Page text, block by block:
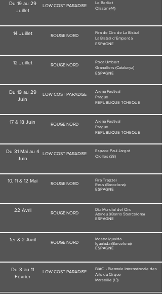
Du 19 au 29
Juillet
LOW COST PARADISE
Le Berliet
Clisson (44)
14 Juillet ROUGE NORD
Fira de Circ de La Bisbal
La Bisbal d'Empordá
ESPAGNE
12 Juillet ROUGE NORD
Roca Umbert
Granollers (Catalunya)
ESPAGNE
Du 19 au 29
Juin
LOW COST PARADISE
Arena Festival
Prague
REPUBLIQUE TCHEQUE
17 & 18 Juin ROUGE NORD
Arena Festival
Prague
REPUBLIQUE TCHEQUE
Du 31 Mai au 4
Juin
LOW COST PARADISE
Espace Paul Jargot
Crolles (38)
10, 11 & 12 Mai ROUGE NORD
Fira Trapzei
Reus (Barcelona)
ESPAGNE
22 Avril ROUGE NORD
Dia Mundial del Circ
Ateneu 9Barris 5barcelona)
ESPAGNE
1er & 2 Avril ROUGE NORD
Mostra Igualda
Igualada (Barcelona)
ESPAGNE
Du 3 au 11
Février
LOW COST PARADISE
BIAC - Biennale Internationale des
Arts du Cirque
Marseille (13)